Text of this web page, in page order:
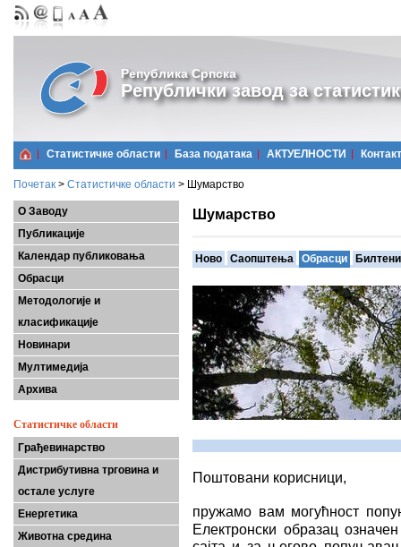
Република Српска
Републички завод за
Статистичке области Базa података АКТУЕЛНОСТИ Контакт
Почетак > Статистичке области > Шумарство
О Заводу
Публикације
Календар публиковања
Обрасци
Методологије и
класификације
Новинари
Мултимедија
Архива
Статистичке области
Грађевинарство
Дистрибутивна трговина и
остале услуге
Енергетика
Животна средина
Шумарство
Ново Саопштења Обрасци Билтени
Поштовани корисници,
пружамо вам могућност
Електронски образац